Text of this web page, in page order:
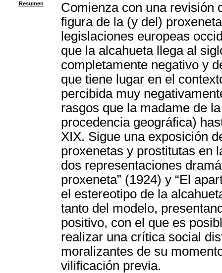
Resumen
Comienza con una revisión
figura de la (y del)
legislaciones europeas
que la alcahueta llega al
completamente negativo y
que tiene lugar en el
percibida muy
rasgos que la madame de
procedencia geográfica)
XIX. Sigue una exposición
proxenetas y prostitutas en
dos representaciones
proxeneta” (1924) y “El
el estereotipo de la
tanto del modelo,
positivo, con el que es
realizar una crítica social
moralizantes de su
vilificación previa.